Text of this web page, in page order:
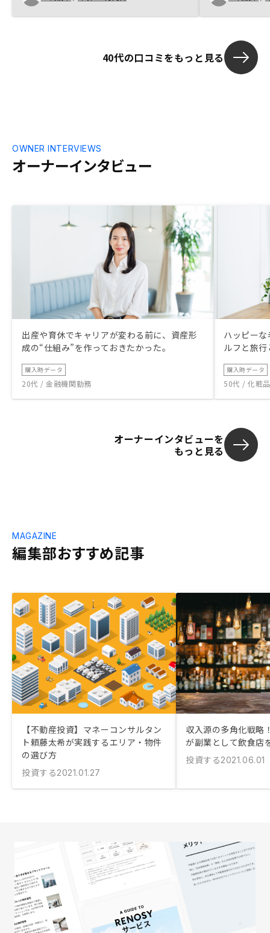
等、良いところはたくさんありましたが、
購入に至る段階で担当営業の方に親身にな
で、そのエリアでも物件が多くなるとあり
40代の口コミをもっと見る
オーナーインタビュー
OWNER INTERVIEWS
出産や育休でキャリアが変わる前に、資産形
成の“仕組み”を作っておきたかった。
購入時データ
20代 / 金融機関勤務
ハッピー
ルフと旅
購入時データ
50代 / 化粧
オーナーインタビューを
もっと見る
編集部おすすめ記事
MAGAZINE
【不動産投資】マネーコンサルタン
ト頼藤太希が実践するエリア・物件
の選び方
投資する2021.01.27
収入源の多角化戦略
が副業として飲食店
投資する2021.06.01